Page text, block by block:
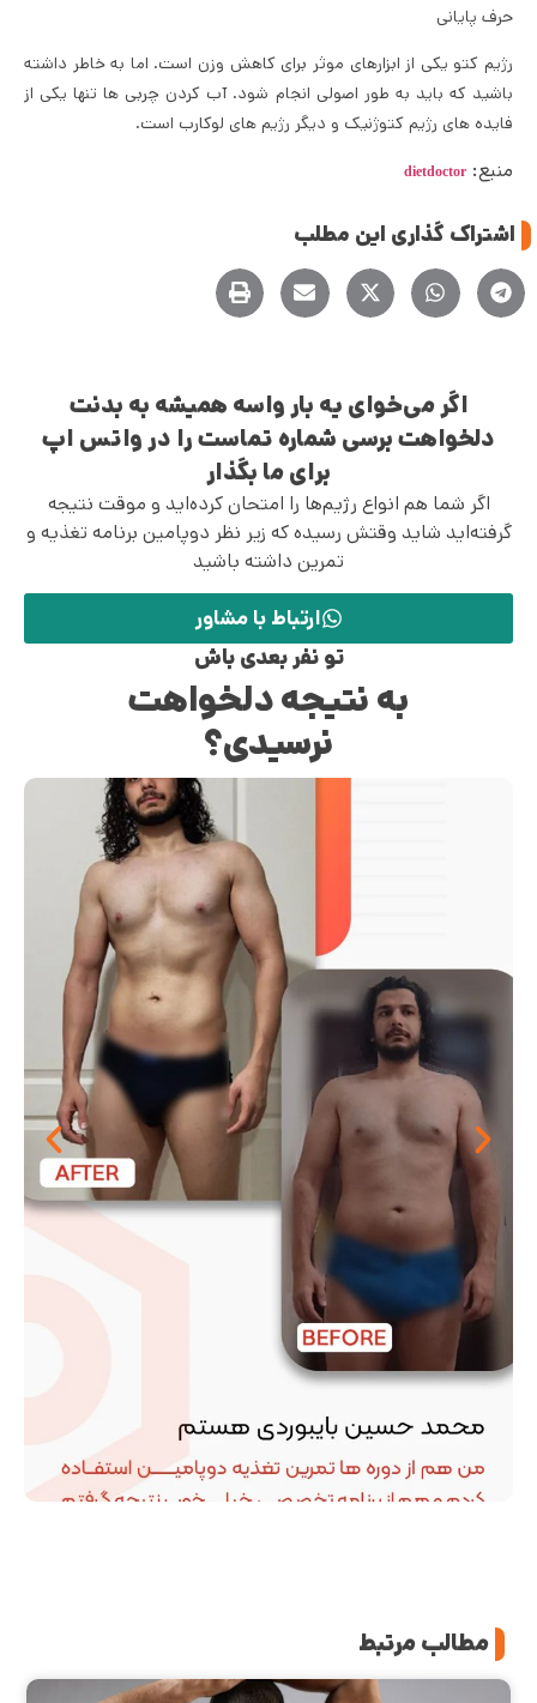
حرف پایانی
رژیم کتو یکی از ابزارهای موثر برای کاهش وزن است. اما به خاطر داشته
باشید که باید به طور اصولی انجام شود. آب کردن چربی ها تنها یکی از
فایده های رژیم کتوژنیک و دیگر رژیم های لوکارب است.
منبع: dietdoctor
اشتراک گذاری این مطلب
اگر می‌خوای یه بار واسه همیشه به بدنت
دلخواهت برسی شماره تماست را در واتس اپ
برای ما بگذار
اگر شما هم انواع رژیم‌ها را امتحان کرده‌اید و موقت نتیجه
گرفته‌اید شاید وقتش رسیده که زیر نظر دوپامین برنامه تغذیه و
تمرین داشته باشید
ارتباط با مشاور
تو نفر بعدی باش
به نتیجه دلخواهت
نرسیدی؟
مطالب مرتبط